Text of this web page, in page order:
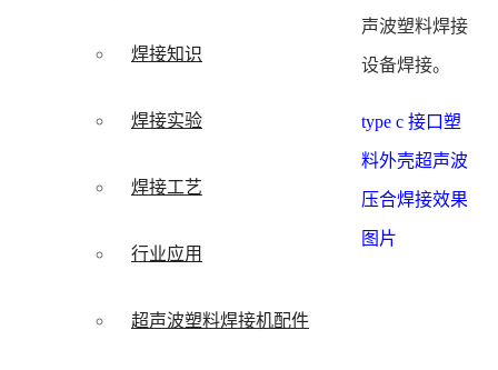
焊接知识
焊接实验
焊接工艺
行业应用
超声波塑料焊接机配件
声波塑料焊接
设备焊接。
type c 接口塑
料外壳超声波
压合焊接效果
图片